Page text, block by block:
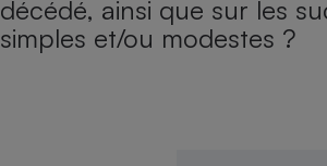
décédé, ainsi que sur les
simples et/ou modestes ?